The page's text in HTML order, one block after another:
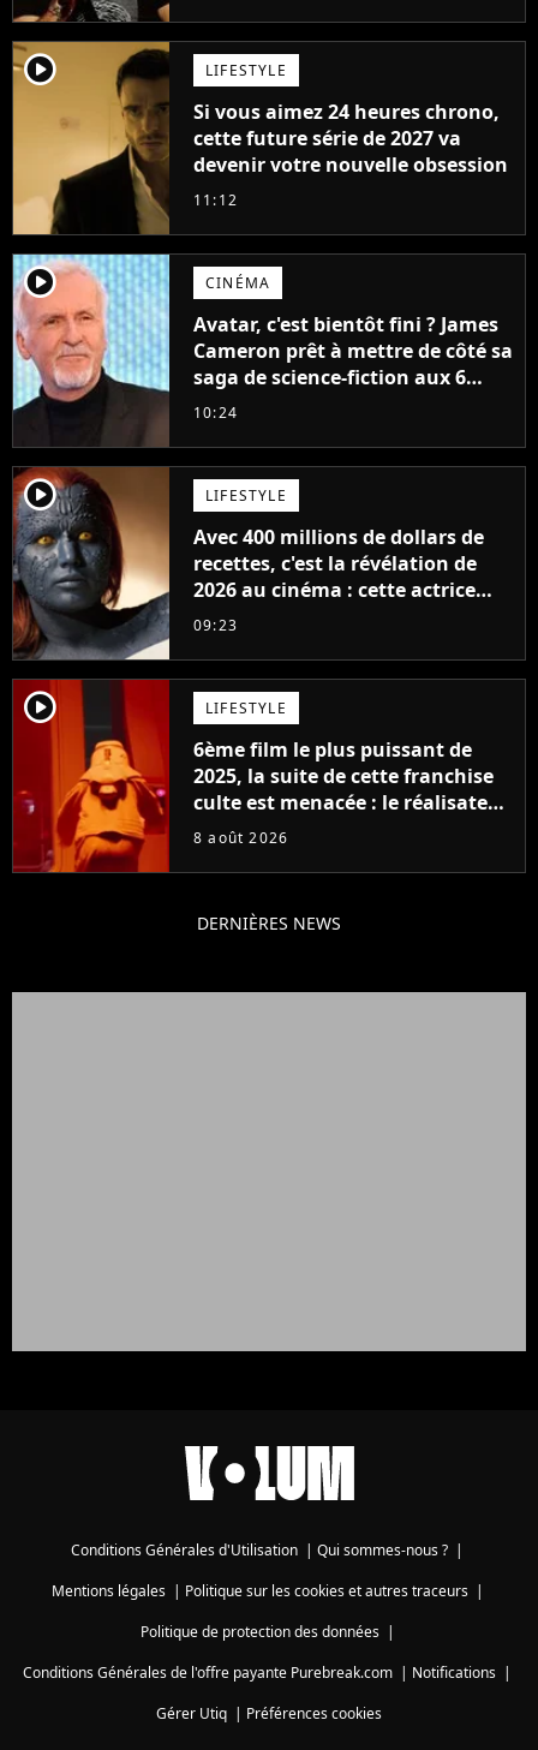
player2 LIFESTYLE
Si vous aimez 24 heures chrono,
cette future série de 2027 va
devenir votre nouvelle obsession
11:12
player2 CINÉMA
Avatar, c'est bientôt fini ? James
Cameron prêt à mettre de côté sa
saga de science-fiction aux 6
milliards de recettes
10:24
player2 LIFESTYLE
Avec 400 millions de dollars de
recettes, c'est la révélation de
2026 au cinéma : cette actrice
adorée prête à remplacer
09:23
player2 LIFESTYLE
6ème film le plus puissant de
2025, la suite de cette franchise
culte est menacée : le réalisateur
claque la porte pour "différends
8 août 2026
DERNIÈRES NEWS
Conditions Générales d'Utilisation | Qui sommes-nous ? |
Mentions légales| Politique sur les cookies et autres traceurs|
Politique de protection des données|
Conditions Générales de l'offre payante Purebreak.com | Notifications |
Gérer Utiq | Préférences cookies